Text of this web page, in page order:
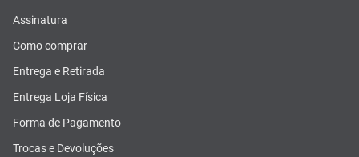
Assinatura
Como comprar
Entrega e Retirada
Entrega Loja Física
Forma de Pagamento
Trocas e Devoluções